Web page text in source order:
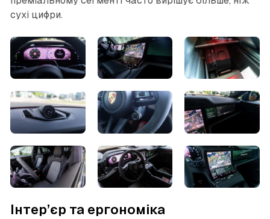
сухі цифри.
Інтер’єр та ергономіка